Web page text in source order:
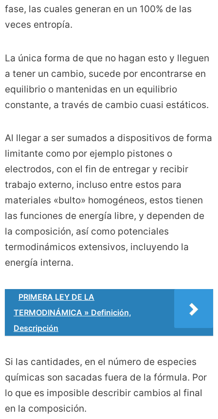
fase, las cuales generan en un 100% de las
veces entropía.
La única forma de que no hagan esto y lleguen
a tener un cambio, sucede por encontrarse en
equilibrio o mantenidas en un equilibrio
constante, a través de cambio cuasi estáticos.
Al llegar a ser sumados a dispositivos de forma
limitante como por ejemplo pistones o
electrodos, con el fin de entregar y recibir
trabajo externo, incluso entre estos para
materiales «bulto» homogéneos, estos tienen
las funciones de energía libre, y dependen de
la composición, así como potenciales
termodinámicos extensivos, incluyendo la
energía interna.
PRIMERA LEY DE LA
TERMODINÁMICA » Definición,
Descripción
Si las cantidades, en el número de especies
químicas son sacadas fuera de la fórmula. Por
lo que es imposible describir cambios al final
en la composición.